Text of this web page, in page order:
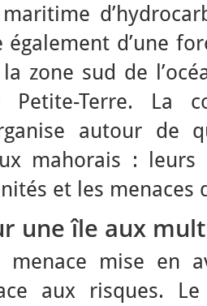
d’une
zone sud de
Petite-Terre. La
autour de
mahorais : leurs
et les menaces
une île aux
menace mise en
aux risques.